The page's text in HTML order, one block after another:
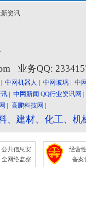
资讯
业务QQ:
| 中网机器人 | 中网玻璃 | 中
| 中网新闻 QQ行业资讯网
| 高鹏科技网 |
、建材、化工、
公共信息安
全网络监察
经营
备案